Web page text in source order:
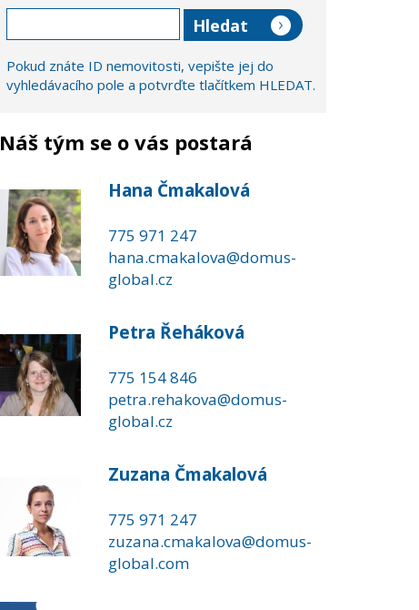
Pokud znáte ID nemovitosti, vepište jej do
vyhledávacího pole a potvrďte tlačítkem HLEDAT.
Náš tým se o vás postará
Hana Čmakalová
775 971 247
hana.cmakalova@domus-
global.cz
Petra Řeháková
775 154 846
petra.rehakova@domus-
global.cz
Zuzana Čmakalová
775 971 247
zuzana.cmakalova@domus-
global.com